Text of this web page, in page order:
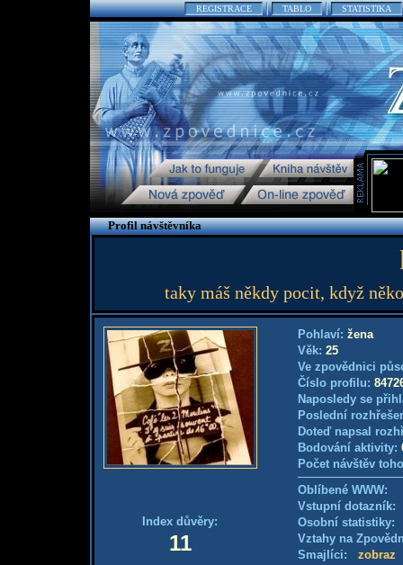
REGISTRACE TABLO STATISTIKA
Profil návštěvníka
taky máš někdy pocit, když
Index důvěry:
11
Pohlaví: žena
Věk: 25
Ve zpovědnici
Číslo profilu:
Naposledy se
Poslední
Doteď napsal
Bodování aktivity:
Počet návštěv
Oblíbené WWW:
Vstupní
Osobní
Vztahy na
Smajlíci: zobraz